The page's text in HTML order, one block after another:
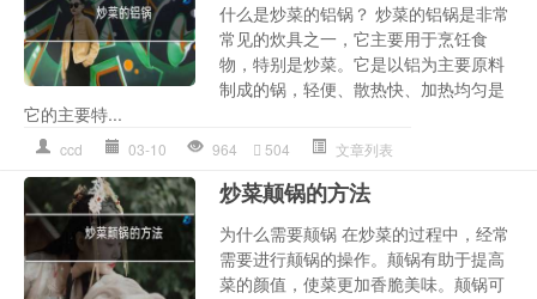
什么是炒菜的铝锅？ 炒菜的铝锅是非常
常见的炊具之一，它主要用于烹饪食
物，特别是炒菜。它是以铝为主要原料
制成的锅，轻便、散热快、加热均匀是
它的主要特...
ccd 03-10 964 504 文章列表
炒菜颠锅的方法
为什么需要颠锅 在炒菜的过程中，经常
需要进行颠锅的操作。颠锅有助于提高
菜的颜值，使菜更加香脆美味。颠锅可